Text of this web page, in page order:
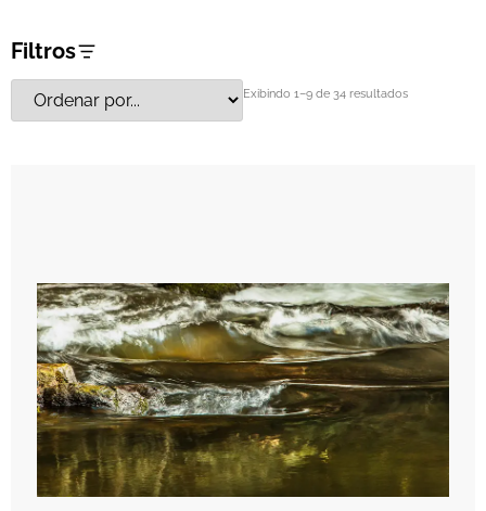
Filtros
Exibindo 1–9 de 34 resultados